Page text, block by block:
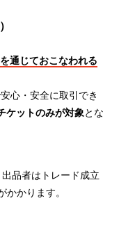
通じておこなわれる
心・安全に取引でき
ケットのみが対象とな
品者はトレード成立
かかります。